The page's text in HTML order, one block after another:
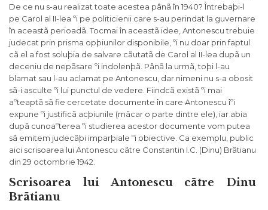
De ce nu s-au realizat toate acestea pânã în 1940? Întrebaþi-l
pe Carol al II-lea ºi pe politicienii care s-au perindat la guvernare
în aceastã perioadã. Tocmai în aceastã idee, Antonescu trebuie
judecat prin prisma opþiunilor disponibile, ºi nu doar prin faptul
cã el a fost soluþia de salvare cãutatã de Carol al II-lea dupã un
deceniu de nepãsare ºi indolenþã. Pânã la urmã, toþi l-au
blamat sau l-au aclamat pe Antonescu, dar nimeni nu s-a obosit
sã-i asculte ºi lui punctul de vedere. Fiindcã existã ºi mai
aºteaptã sã fie cercetate documente în care Antonescu îºi
expune ºi justificã acþiunile (mãcar o parte dintre ele), iar abia
dupã cunoaºterea ºi studierea acestor documente vom putea
sã emitem judecãþi imparþiale ºi obiective. Ca exemplu, public
aici scrisoarea lui Antonescu cãtre Constantin I.C. (Dinu) Brãtianu
din 29 octombrie 1942.
Scrisoarea lui Antonescu cãtre Dinu
Brãtianu